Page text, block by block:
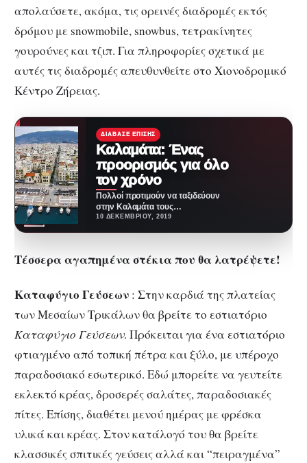
απολαύσετε, ακόμα, τις ορεινές διαδρομές εκτός
δρόμου με snowmobile, snowbus, τετρακίνητες
γουρούνες και τζιπ. Για πληροφορίες σχετικά με
αυτές τις διαδρομές απευθυνθείτε στο Χιονοδρομικό
Κέντρο Ζήρειας.
ΔΙΆΒΑΣΕ ΕΠΊΣΗΣ
Καλαμάτα: Ένας
προορισμός για όλο
τον χρόνο
Πολλοί προτιμούν να ταξιδεύουν
στην Καλαμάτα τους
καλοκαιρινούς μήνες, όμως είναι
10 ΔΕΚΕΜΒΡΊΟΥ, 2019
Τέσσερα αγαπημένα στέκια που θα λατρέψετε!
Καταφύγιο Γεύσεων : Στην καρδιά της πλατείας
των Μεσαίων Τρικάλων θα βρείτε το εστιατόριο
Καταφύγιο Γεύσεων. Πρόκειται για ένα εστιατόριο
φτιαγμένο από τοπική πέτρα και ξύλο, με υπέροχο
παραδοσιακό εσωτερικό. Εδώ μπορείτε να γευτείτε
εκλεκτό κρέας, δροσερές σαλάτες, παραδοσιακές
πίτες. Επίσης, διαθέτει μενού ημέρας με φρέσκα
υλικά και κρέας. Στον κατάλογό του θα βρείτε
κλασσικές σπιτικές γεύσεις αλλά και “πειραγμένα”